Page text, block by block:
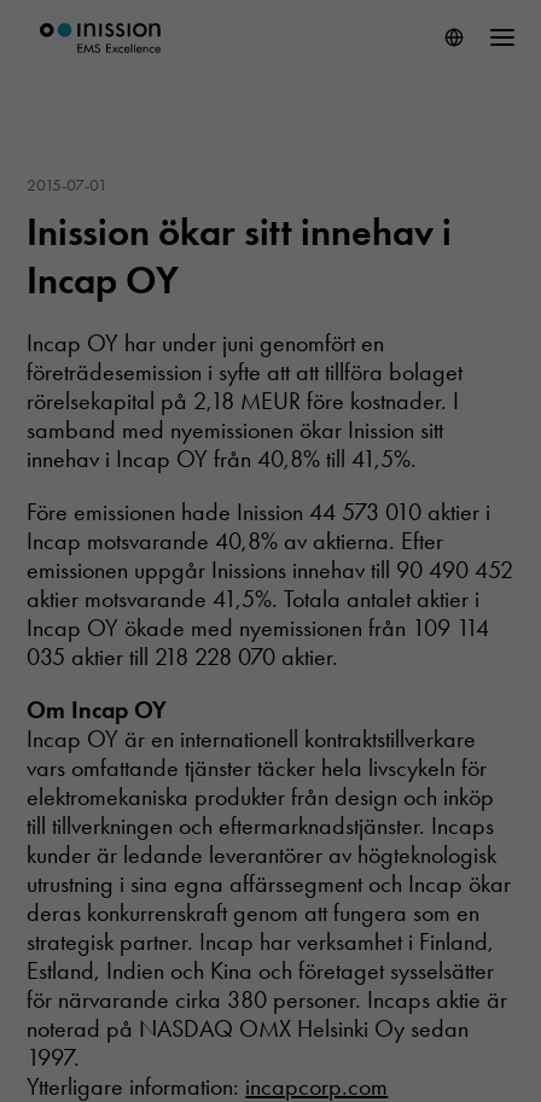
2015-07-01
Inission ökar sitt innehav i
Incap OY
Incap OY har under juni genomfört en
företrädesemission i syfte att att tillföra bolaget
rörelsekapital på 2,18 MEUR före kostnader. I
samband med nyemissionen ökar Inission sitt
innehav i Incap OY från 40,8% till 41,5%.
Före emissionen hade Inission 44 573 010 aktier i
Incap motsvarande 40,8% av aktierna. Efter
emissionen uppgår Inissions innehav till 90 490 452
aktier motsvarande 41,5%. Totala antalet aktier i
Incap OY ökade med nyemissionen från 109 114
035 aktier till 218 228 070 aktier.
Om Incap OY
Incap OY är en internationell kontraktstillverkare
vars omfattande tjänster täcker hela livscykeln för
elektromekaniska produkter från design och inköp
till tillverkningen och eftermarknadstjänster. Incaps
kunder är ledande leverantörer av högteknologisk
utrustning i sina egna affärssegment och Incap ökar
deras konkurrenskraft genom att fungera som en
strategisk partner. Incap har verksamhet i Finland,
Estland, Indien och Kina och företaget sysselsätter
för närvarande cirka 380 personer. Incaps aktie är
noterad på NASDAQ OMX Helsinki Oy sedan
1997.
Ytterligare information: incapcorp.com